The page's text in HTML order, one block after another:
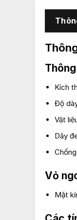
Kích
Độ
Vật
Dây
Vỏ
Mặt